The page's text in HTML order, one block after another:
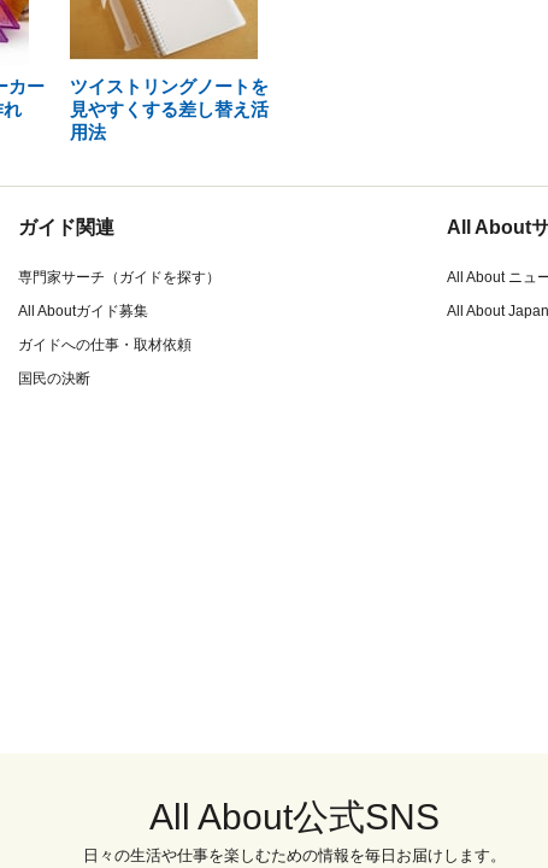
カー
ツイストリングノートを
見やすくする差し替え活
用法
ガイド関連
専門家サーチ（ガイドを探す）
All Aboutガイド募集
ガイドへの仕事・取材依頼
国民の決断
All About
All About ニュ
All About Japan
All About公式SNS
日々の生活や仕事を楽しむための情報を毎日お届けします。